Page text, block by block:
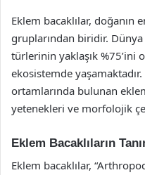
Eklem bacaklılar, doğanın
gruplarından biridir.
türlerinin yaklaşık %75’ini
ekosistemde
ortamlarında bulunan
yetenekleri ve morfolojik
Eklem Bacaklıların
Eklem bacaklılar,